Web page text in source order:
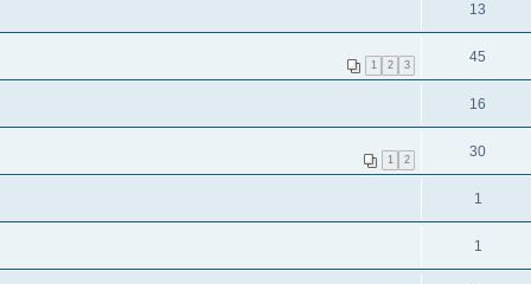
13
1 2 3 45
16
1 2 30
1
1